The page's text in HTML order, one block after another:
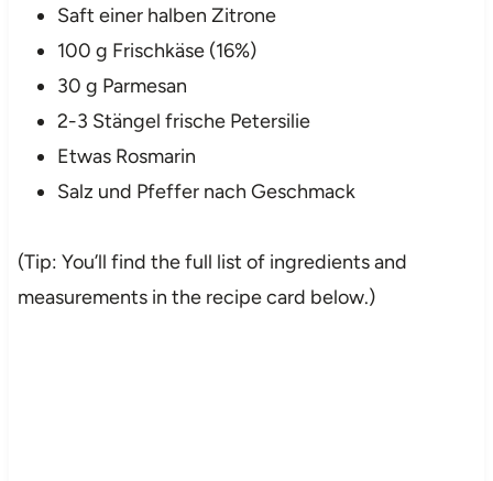
Saft einer halben Zitrone
100 g Frischkäse (16%)
30 g Parmesan
2-3 Stängel frische Petersilie
Etwas Rosmarin
Salz und Pfeffer nach Geschmack
(Tip: You’ll find the full list of ingredients and
measurements in the recipe card below.)